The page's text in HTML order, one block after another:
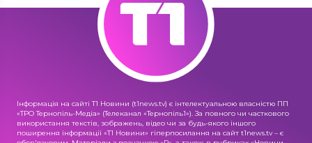
Інформація на сайті Т1 Новини (t1news.tv) є інтелектуальною власністю ПП
«ТРО Тернопіль-Медіа» (Телеканал «Тернопіль1»). За повного чи часткового
використання текстів, зображень, відео чи за будь-якого іншого
поширення інформації «Т1 Новини» гіперпосилання на сайт t1news.tv – є